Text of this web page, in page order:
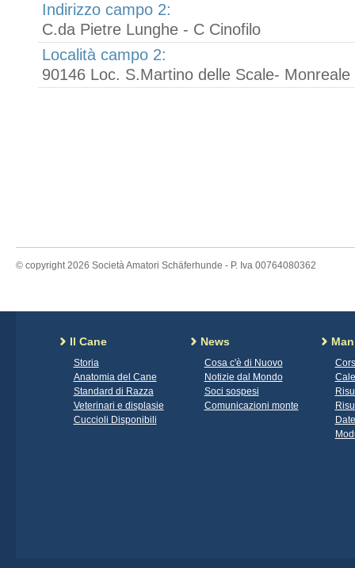
Indirizzo campo 2:
C.da Pietre Lunghe - C Cinofilo
Località campo 2:
90146 Loc. S.Martino delle Scale- Monreale
© copyright 2026 Società Amatori Schäferhunde - P. Iva 00764080362
Il Cane
Storia
Anatomia del Cane
Standard di Razza
Veterinari e displasie
Cuccioli Disponibili
News
Cosa c'è di Nuovo
Notizie dal Mondo
Soci sospesi
Comunicazioni monte